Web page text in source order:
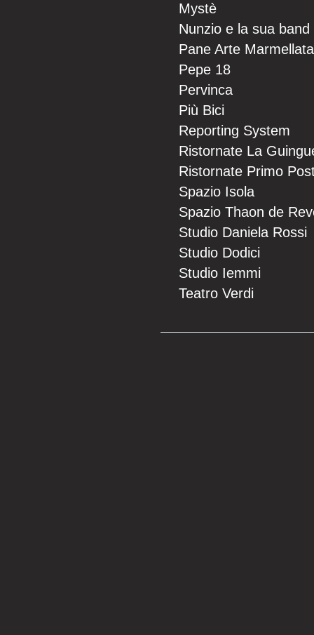
Mystè
Nunzio e la sua band
Pane Arte Marmellata
Pepe 18
Pervinca
Più Bici
Reporting System
Ristornate La
Ristornate Primo
Spazio Isola
Spazio Thaon de
Studio Daniela Rossi
Studio Dodici
Studio Iemmi
Teatro Verdi